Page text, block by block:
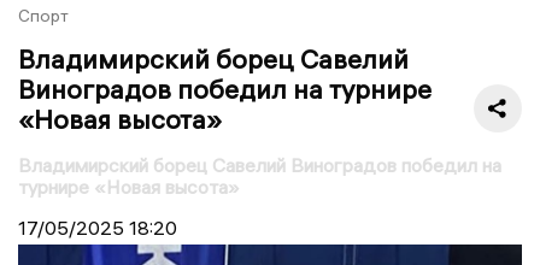
Спорт
Владимирский борец Савелий
Виноградов победил на турнире
«Новая высота»
Владимирский борец Савелий Виноградов победил на
турнире «Новая высота»
17/05/2025 18:20